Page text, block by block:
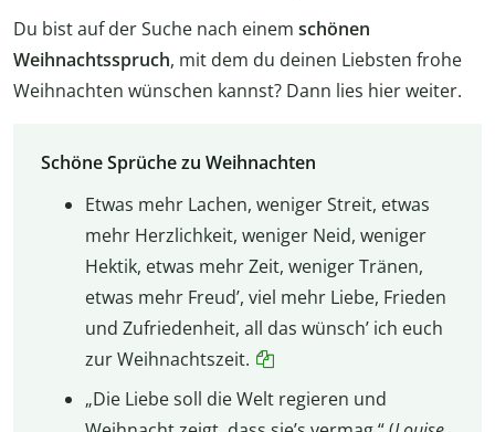
Du bist auf der Suche nach einem schönen
Weihnachtsspruch, mit dem du deinen Liebsten frohe
Weihnachten wünschen kannst? Dann lies hier weiter.
Schöne Sprüche zu Weihnachten
Etwas mehr Lachen, weniger Streit, etwas
mehr Herzlichkeit, weniger Neid, weniger
Hektik, etwas mehr Zeit, weniger Tränen,
etwas mehr Freud’, viel mehr Liebe, Frieden
und Zufriedenheit, all das wünsch’ ich euch
zur Weihnachtszeit.
„Die Liebe soll die Welt regieren und